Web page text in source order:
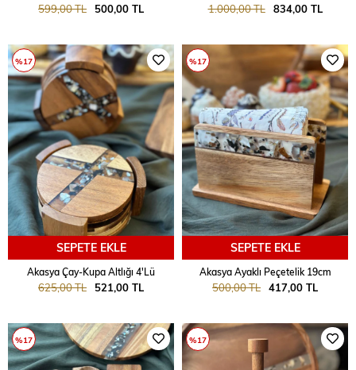
500,00 TL
599,00 TL 834,00 TL
1.000,00 TL
SEPETE EKLE
Akasya Çay-Kupa Altlığı 4'Lü
521,00 TL
625,00 TL
%17
SEPETE EKLE
Akasya Ayaklı Peçetelik 19cm
417,00 TL
500,00 TL
%17
%17 %17